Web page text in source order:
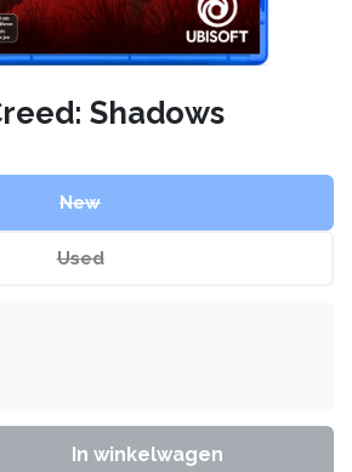
Shadows
New
Used
In winkelwagen